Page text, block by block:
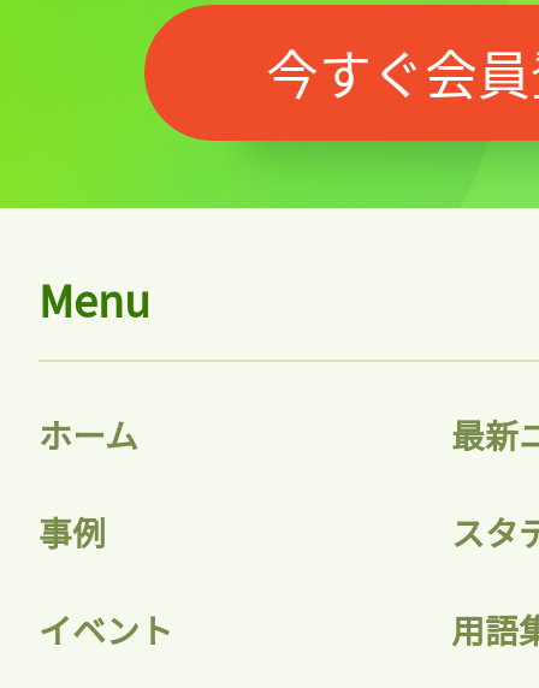
今すぐ会
Menu
ホーム 最新
事例 スタ
イベント 用語